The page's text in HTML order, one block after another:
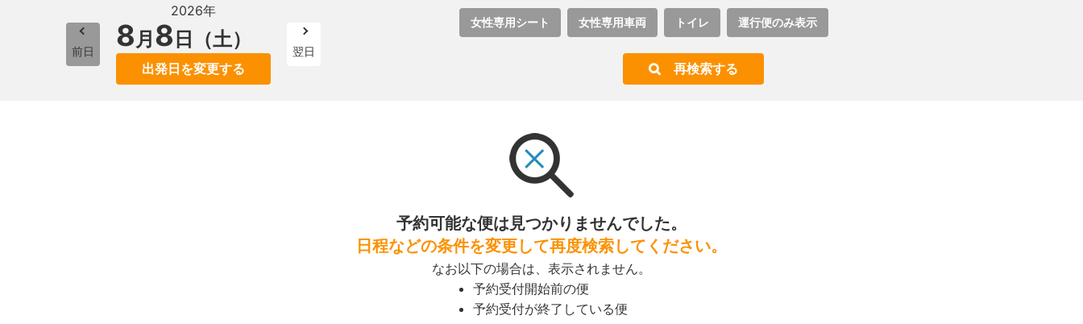
前日
2026年
8月 8 日（土）
出発日を変更する
翌日
女性専用シート 女性専用車両 トイレ 運行便のみ表示
再検索する
予約可能な便は見つかりませんでした。
日程などの条件を変更して再度検索してください。
なお以下の場合は、表示されません。
予約受付開始前の便
予約受付が終了している便